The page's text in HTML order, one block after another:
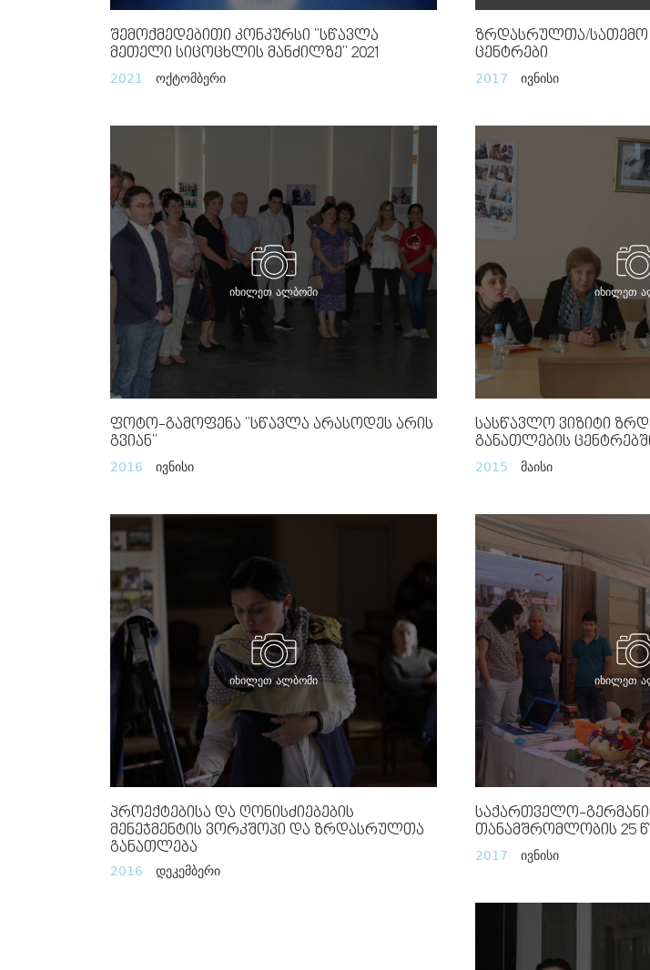
Შემოქმედებითი Კონკურსი "სწავლა
Მეთელი Სიცოცხლის Მანძილზე" 2021
2021 ოქტომბერი
Ზრდასრულთა/სათემო
Ცენტრები
2017 ივნისი
იხილეთ ალბომი
Ფოტო-Გამოფენა "სწავლა Არასოდეს Არის
Გვიან"
2016 ივნისი
იხილეთ
Სასწავლო Ვიზიტი
Განათლების
2015 მაისი
იხილეთ ალბომი
Პროექტებისა Და Ღონისძიებების
Მენეჯმენტის Ვორკშოპი Და Ზრდასრულთა
Განათლება
2016 დეკემბერი
იხილეთ
Საქართველო-
Თანამშრომლობის 25
2017 ივნისი